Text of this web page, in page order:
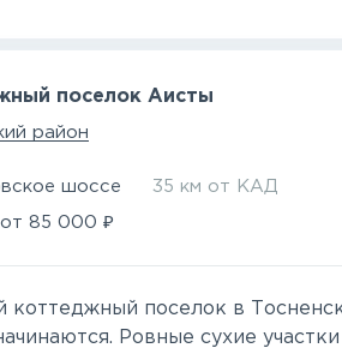
поселок Аисты
район
шоссе 35 км от КАД
от85 000 ₽
коттеджный поселок в
Ровные сухие